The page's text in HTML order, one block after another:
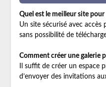
Quel est le meilleur site
Un site sécurisé avec accès
sans possibilité de
Comment créer une galerie
Il suffit de créer un espace
d’envoyer des invitations